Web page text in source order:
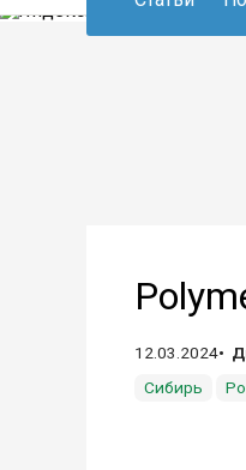
12.03.2024
Сибирь